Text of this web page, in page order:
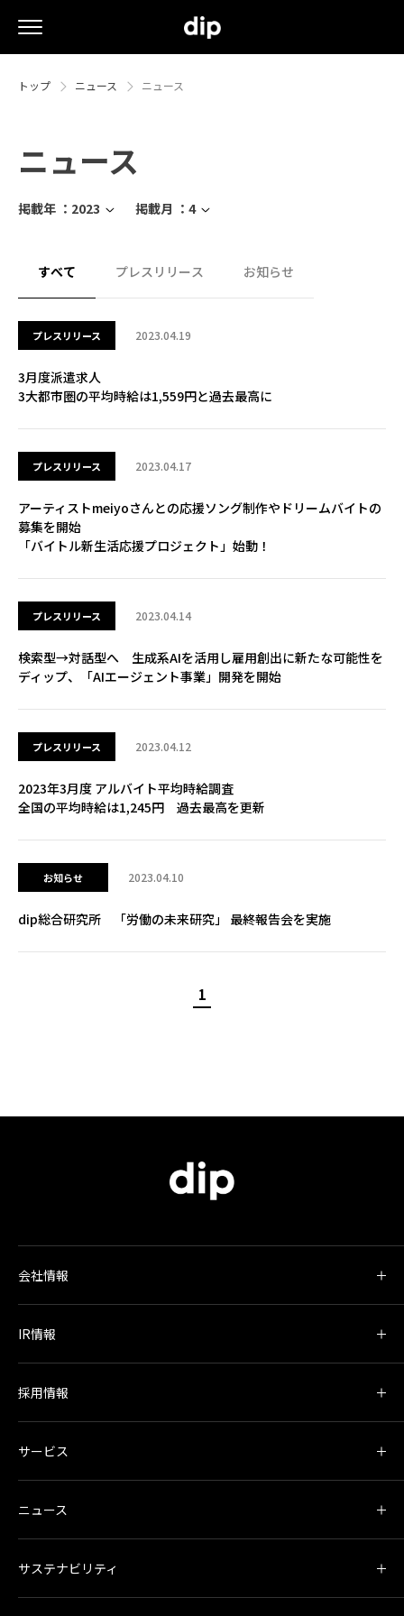
トップ ニュース ニュース
ニュース
掲載年 ： 2023 掲載月 ： 4
すべて プレスリリース お知らせ
プレスリリース 2023.04.19
3月度派遣求人
3大都市圏の平均時給は1,559円と過去最高に
プレスリリース 2023.04.17
アーティストmeiyoさんとの応援ソング制作やドリームバイトの
募集を開始
「バイトル新生活応援プロジェクト」始動！
プレスリリース 2023.04.14
検索型→対話型へ 生成系AIを活用し雇用創出に新たな可能性を
ディップ、「AIエージェント事業」開発を開始
プレスリリース 2023.04.12
2023年3月度 アルバイト平均時給調査
全国の平均時給は1,245円 過去最高を更新
お知らせ 2023.04.10
dip総合研究所 「労働の未来研究」 最終報告会を実施
1
会社情報
IR情報
採用情報
サービス
ニュース
サステナビリティ